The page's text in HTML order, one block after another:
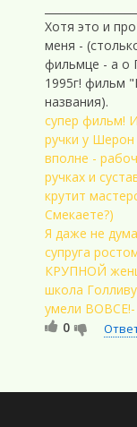
Хотя это и
меня -
фильмце - а
1995г! фильм
названия).
супер фильм!
ручки у Шерон
вполне -
ручках и
крутит
Смекаете?)
Я даже не
супруга
КРУПНОЙ
школа
умели ВОВСЕ!-
0